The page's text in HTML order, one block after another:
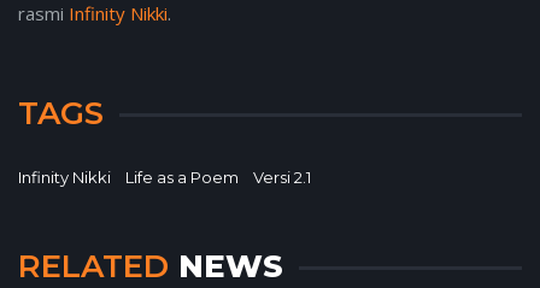
rasmi Infinity Nikki.
TAGS
Infinity Nikki Life as a Poem Versi 2.1
RELATED NEWS